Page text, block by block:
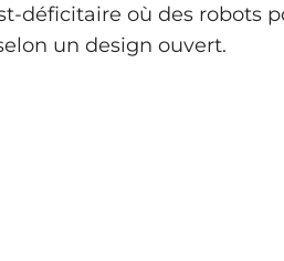
déficitaire où des robots
un design ouvert.